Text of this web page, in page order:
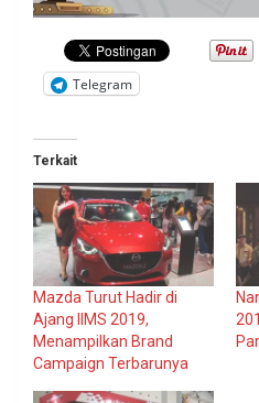
Telegram
Terkait
Mazda Turut Hadir di
Ajang IIMS 2019,
Menampilkan Brand
Campaign Terbarunya